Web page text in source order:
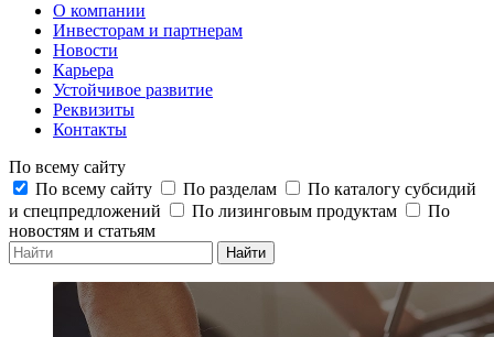
О компании
Инвесторам и партнерам
Новости
Карьера
Устойчивое развитие
Реквизиты
Контакты
По всему сайту
По всему сайту
По разделам
По каталогу субсидий
и спецпредложений
По лизинговым продуктам
По
новостям и статьям
Найти